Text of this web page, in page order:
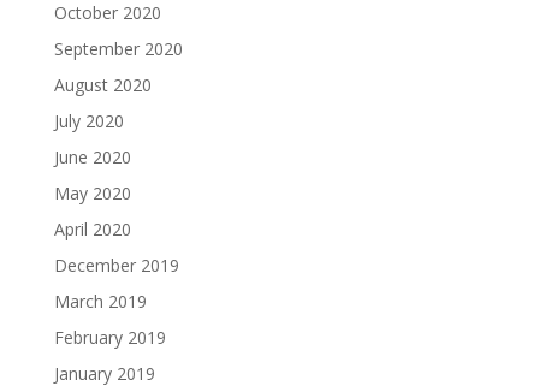
October 2020
September 2020
August 2020
July 2020
June 2020
May 2020
April 2020
December 2019
March 2019
February 2019
January 2019